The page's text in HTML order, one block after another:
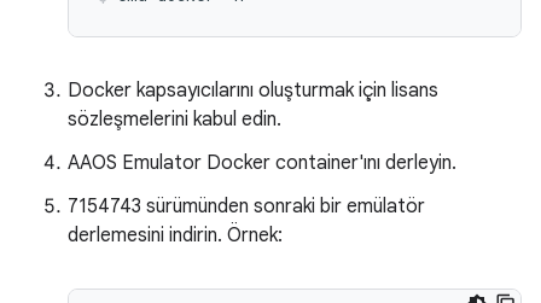
Docker kapsayıcılarını oluşturmak için lisans
sözleşmelerini kabul edin.
AAOS Emulator Docker container'ını derleyin.
7154743 sürümünden sonraki bir emülatör
derlemesini indirin. Örnek: